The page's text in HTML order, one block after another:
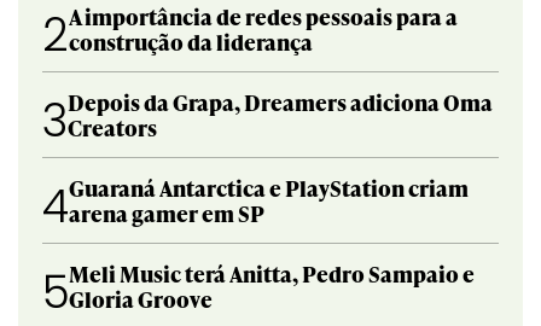
2A importância de redes pessoais para a
construção da liderança
3Depois da Grapa, Dreamers adiciona Oma
Creators
4Guaraná Antarctica e PlayStation criam
arena gamer em SP
5Meli Music terá Anitta, Pedro Sampaio e
Gloria Groove